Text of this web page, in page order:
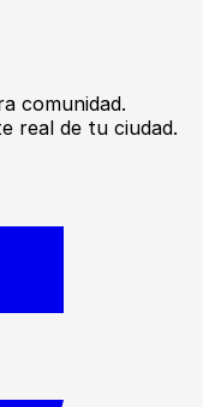
comunidad.
real de tu ciudad.